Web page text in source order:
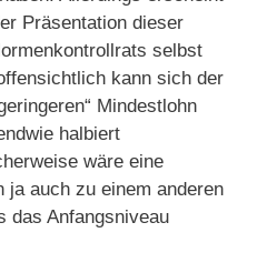
Präsentation dieser
selbst
kann sich der
Mindestlohn
halbiert
wäre eine
ja auch zu einem anderen
das Anfangsniveau